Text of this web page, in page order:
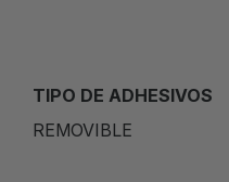
TIPO DE ADHESIVOS
REMOVIBLE